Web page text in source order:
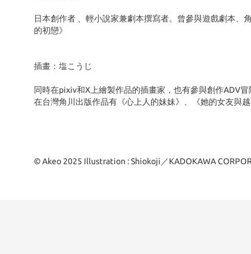
日本創作者 、輕小說家兼劇本撰寫者。曾參與遊戲劇本
的初戀》
插畫：塩こうじ
同時在pixiv和X上繪製作品的插畫家，也有參與創作ADV
在台灣角川出版作品有《心上人的妹妹》、《她的女友與越
© Akeo 2025 Illustration : Shiokoji／KADOKAWA